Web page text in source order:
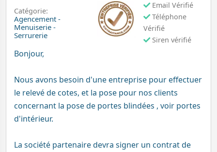
Email Vérifié
Téléphone
Vérifié
Siren vérifié
Catégorie:
Agencement -
Menuiserie -
Serrurerie
Bonjour,
Nous avons besoin d'une entreprise pour effectuer
le relevé de cotes, et la pose pour nos clients
concernant la pose de portes blindées , voir portes
d'intérieur.
La société partenaire devra signer un contrat de